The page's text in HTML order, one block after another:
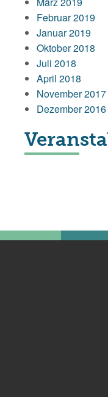
Februar 2019
Januar 2019
Oktober 2018
Juli 2018
April 2018
November 2017
Dezember 2016